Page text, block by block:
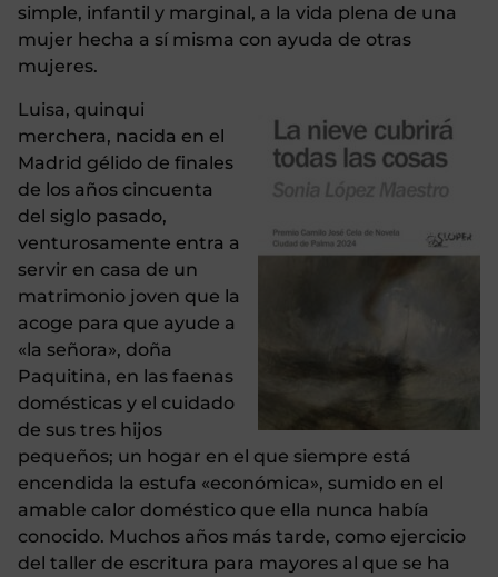
simple, infantil y marginal, a la vida plena de una
mujer hecha a sí misma con ayuda de otras
mujeres.
Luisa, quinqui
merchera, nacida en el
Madrid gélido de finales
de los años cincuenta
del siglo pasado,
venturosamente entra a
servir en casa de un
matrimonio joven que la
acoge para que ayude a
«la señora», doña
Paquitina, en las faenas
domésticas y el cuidado
de sus tres hijos
pequeños; un hogar en el que siempre está
encendida la estufa «económica», sumido en el
amable calor doméstico que ella nunca había
conocido. Muchos años más tarde, como ejercicio
del taller de escritura para mayores al que se ha